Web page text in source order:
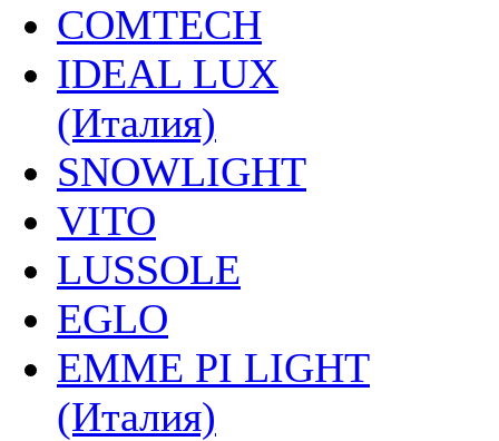
COMTECH
IDEAL LUX
(Италия)
SNOWLIGHT
VITO
LUSSOLE
EGLO
EMME PI LIGHT
(Италия)